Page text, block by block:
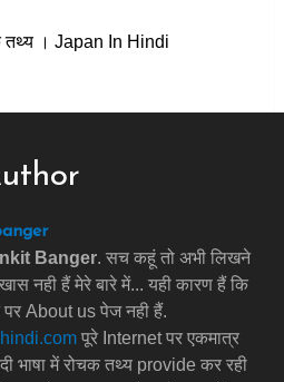
तथ्य । Japan In Hindi
Banger. सच कहूं तो अभी लिखने
नही हैं मेरे बारे में... यही कारण हैं कि
पर About us पेज नही हैं.
पूरे Internet पर एकमात्र
भाषा में रोचक तथ्य provide कर रही